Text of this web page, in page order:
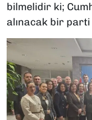
bilmelidir ki;
alınacak bir